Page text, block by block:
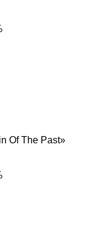
Of The Past»